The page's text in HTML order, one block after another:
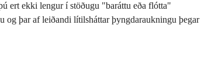
ert ekki lengur í stöðugu "baráttu eða flótta"
þar af leiðandi lítilsháttar þyngdaraukningu þegar